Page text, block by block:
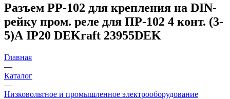
Разъем РР-102 для крепления на DIN-
рейку пром. реле для ПР-102 4 конт. (3-
5)А IP20 DEKraft 23955DEK
Главная
—
Каталог
—
Низковольтное и промышленное электрооборудование